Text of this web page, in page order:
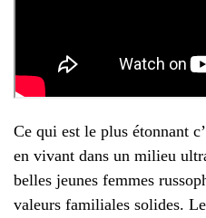
Ce qui est le plus étonnant
en vivant dans un milieu
belles jeunes femmes
valeurs familiales solides.